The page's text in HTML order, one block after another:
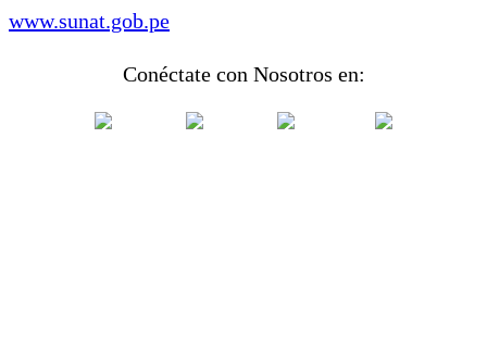
www.sunat.gob.pe
Conéctate con Nosotros en: